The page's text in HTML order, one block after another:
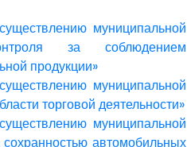
муниципальной
за соблюдением
продукции»
муниципальной
торговой деятельности»
муниципальной
автомобильных